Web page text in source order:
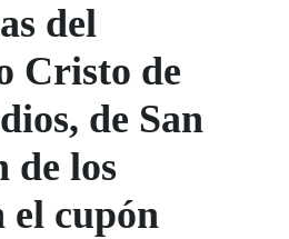
del
Cristo de
de San
de los
el cupón